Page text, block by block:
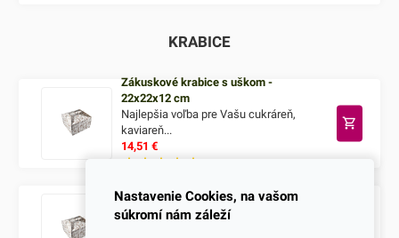
KRABICE
Zákuskové krabice s uškom -
22x22x12 cm
Najlepšia voľba pre Vašu cukráreň,
kaviareň...
14,51€
Zákuskové krabice s uškom -
25x25x14 cm
Nastavenie Cookies, na vašom
súkromí nám záleží